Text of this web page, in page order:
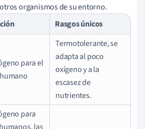
organismos de su entorno.
Rasgos únicos
para el
Termotolerante, se
adapta al poco
oxígeno y a la
escasez de
nutrientes.
para
las